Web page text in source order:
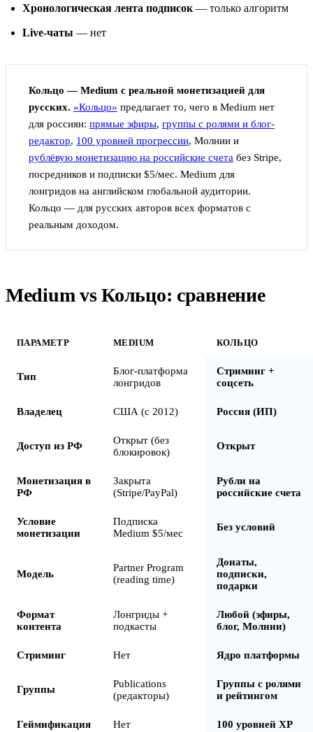
Хронологическая лента подписок — только алгоритм
Live-чаты — нет
Кольцо — Medium с реальной монетизацией для
русских. «Кольцо» предлагает то, чего в Medium нет
для россиян: прямые эфиры, группы с ролями и блог-
редактор, 100 уровней прогрессии, Молнии и
рублёвую монетизацию на российские счета без Stripe,
посредников и подписки $5/мес. Medium для
лонгридов на английском глобальной аудитории.
Кольцо — для русских авторов всех форматов с
реальным доходом.
Medium vs Кольцо: сравнение
ПАРАМЕТР MEDIUM КОЛЬЦО
Тип
Блог-платформа
лонгридов
Стриминг +
соцсеть
Владелец США (с 2012) Россия (ИП)
Доступ из РФ
Открыт (без
блокировок)
Открыт
Монетизация в
РФ
Закрыта
(Stripe/PayPal)
Рубли на
российские счета
Условие
монетизации
Подписка
Medium $5/мес
Без условий
Модель
Partner Program
(reading time)
Донаты,
подписки,
подарки
Формат
контента
Лонгриды +
подкасты
Любой (эфиры,
блог, Молнии)
Стриминг Нет Ядро платформы
Группы
Publications
(редакторы)
Группы с ролями
и рейтингом
Геймификация Нет 100 уровней XP